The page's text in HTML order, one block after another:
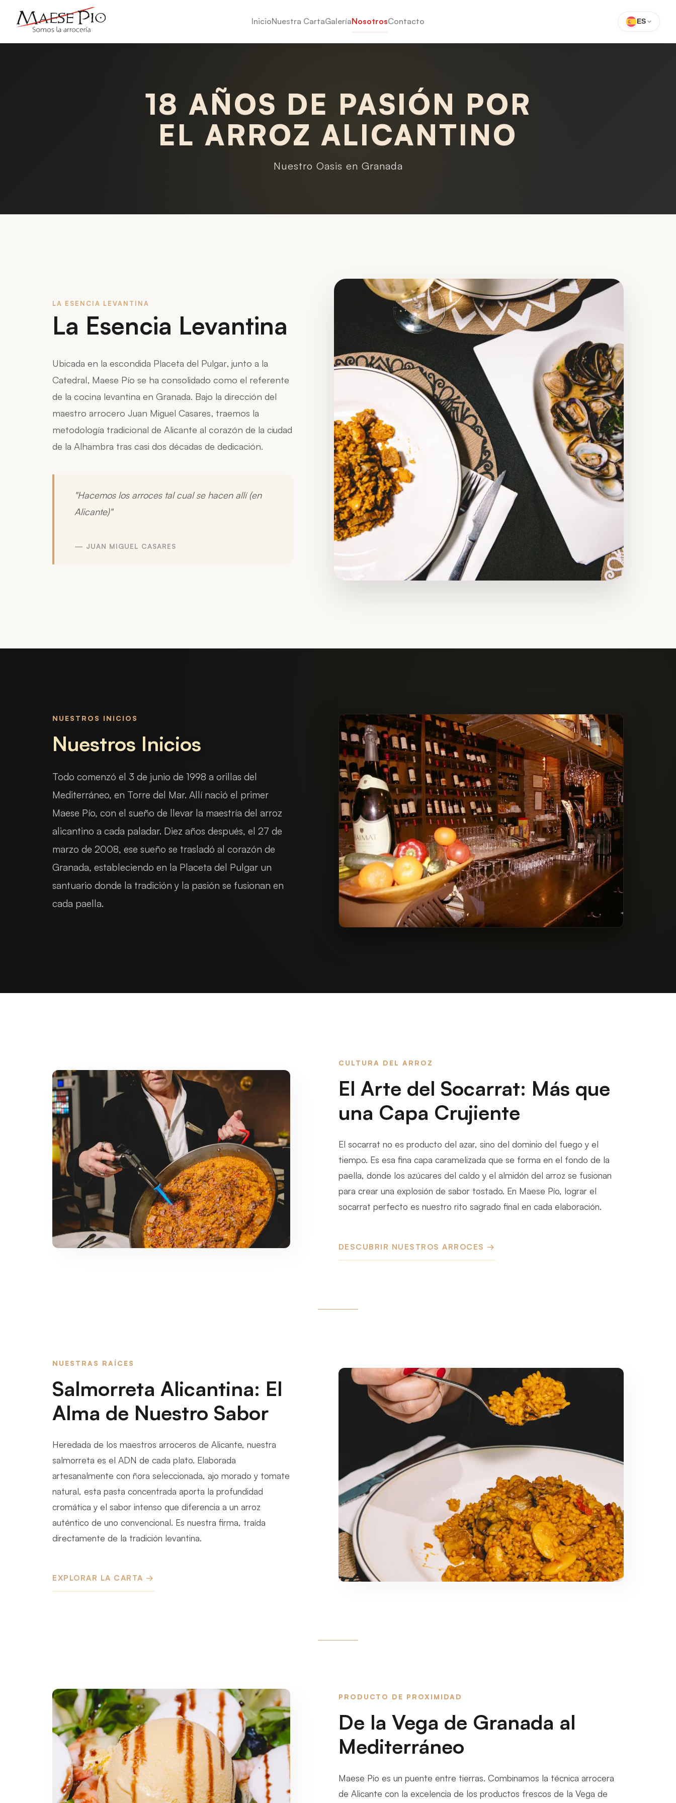
InicioNuestra CartaGaleríaNosotrosContacto ES
18 AÑOS DE PASIÓN POR
EL ARROZ ALICANTINO
Nuestro Oasis en Granada
LA ESENCIA LEVANTINA
La Esencia Levantina
Ubicada en la escondida Placeta del Pulgar, junto a la
Catedral, Maese Pío se ha consolidado como el referente
de la cocina levantina en Granada. Bajo la dirección del
maestro arrocero Juan Miguel Casares, traemos la
metodología tradicional de Alicante al corazón de la ciudad
de la Alhambra tras casi dos décadas de dedicación.
"Hacemos los arroces tal cual se hacen allí (en
Alicante)"
— JUAN MIGUEL CASARES
NUESTROS INICIOS
Nuestros Inicios
Todo comenzó el 3 de junio de 1998 a orillas del
Mediterráneo, en Torre del Mar. Allí nació el primer
Maese Pío, con el sueño de llevar la maestría del arroz
alicantino a cada paladar. Diez años después, el 27 de
marzo de 2008, ese sueño se trasladó al corazón de
Granada, estableciendo en la Placeta del Pulgar un
santuario donde la tradición y la pasión se fusionan en
cada paella.
CULTURA DEL ARROZ
El Arte del Socarrat: Más que
una Capa Crujiente
El socarrat no es producto del azar, sino del dominio del fuego y el
tiempo. Es esa fina capa caramelizada que se forma en el fondo de la
paella, donde los azúcares del caldo y el almidón del arroz se fusionan
para crear una explosión de sabor tostado. En Maese Pío, lograr el
socarrat perfecto es nuestro rito sagrado final en cada elaboración.
DESCUBRIR NUESTROS ARROCES →
NUESTRAS RAÍCES
Salmorreta Alicantina: El
Alma de Nuestro Sabor
Heredada de los maestros arroceros de Alicante, nuestra
salmorreta es el ADN de cada plato. Elaborada
artesanalmente con ñora seleccionada, ajo morado y tomate
natural, esta pasta concentrada aporta la profundidad
cromática y el sabor intenso que diferencia a un arroz
auténtico de uno convencional. Es nuestra firma, traída
directamente de la tradición levantina.
EXPLORAR LA CARTA →
PRODUCTO DE PROXIMIDAD
De la Vega de Granada al
Mediterráneo
Maese Pío es un puente entre tierras. Combinamos la técnica arrocera
de Alicante con la excelencia de los productos frescos de la Vega de